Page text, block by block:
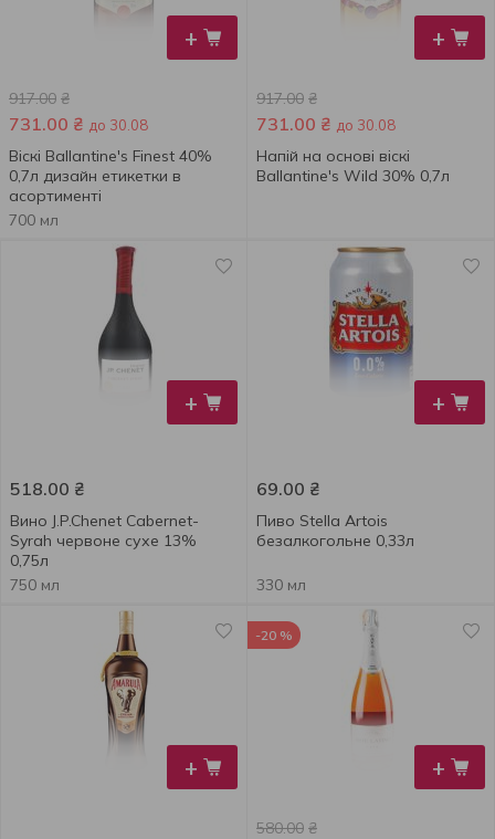
+
917.00 ₴
731.00 ₴ до 30.08
Віскі Ballantine's Finest 40%
0,7л дизайн етикетки в
асортименті
700 мл
+
917.00 ₴
731.00 ₴ до 30.08
Напій на основі віскі
Ballantine's Wild 30% 0,7л
+
518.00 ₴
Вино J.P.Chenet Cabernet-
Syrah червоне сухе 13%
0,75л
750 мл
+
69.00 ₴
Пиво Stella Artois
безалкогольне 0,33л
330 мл
+ +
-20 %
580.00 ₴